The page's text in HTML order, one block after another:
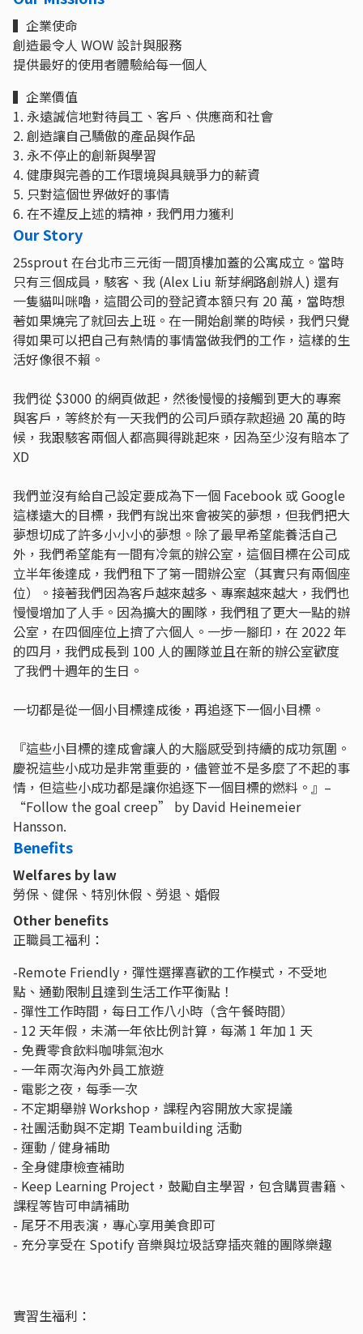
▍企業使命
創造最令人 WOW 設計與服務
提供最好的使用者體驗給每一個人
▍企業價值
1. 永遠誠信地對待員工、客戶、供應商和社會
2. 創造讓自己驕傲的產品與作品
3. 永不停止的創新與學習
4. 健康與完善的工作環境與具競爭力的薪資
5. 只對這個世界做好的事情
6. 在不違反上述的精神，我們用力獲利
Our Story
25sprout 在台北市三元街一間頂樓加蓋的公寓成立。當時
只有三個成員，駭客、我 (Alex Liu 新芽網路創辦人) 還有
一隻貓叫咪嚕，這間公司的登記資本額只有 20 萬，當時想
著如果燒完了就回去上班。在一開始創業的時候，我們只覺
得如果可以把自己有熱情的事情當做我們的工作，這樣的生
活好像很不賴。
我們從 $3000 的網頁做起，然後慢慢的接觸到更大的專案
與客戶，等終於有一天我們的公司戶頭存款超過 20 萬的時
候，我跟駭客兩個人都高興得跳起來，因為至少沒有賠本了
XD
我們並沒有給自己設定要成為下一個 Facebook 或 Google
這樣遠大的目標，我們有說出來會被笑的夢想，但我們把大
夢想切成了許多小小小的夢想。除了最早希望能養活自己
外，我們希望能有一間有冷氣的辦公室，這個目標在公司成
立半年後達成，我們租下了第一間辦公室（其實只有兩個座
位）。接著我們因為客戶越來越多、專案越來越大，我們也
慢慢增加了人手。因為擴大的團隊，我們租了更大一點的辦
公室，在四個座位上擠了六個人。一步一腳印，在 2022 年
的四月，我們成長到 100 人的團隊並且在新的辦公室歡度
了我們十週年的生日。
一切都是從一個小目標達成後，再追逐下一個小目標。
『這些小目標的達成會讓人的大腦感受到持續的成功氛圍。
慶祝這些小成功是非常重要的，儘管並不是多麼了不起的事
情，但這些小成功都是讓你追逐下一個目標的燃料。』–
“Follow the goal creep” by David Heinemeier
Hansson.
Benefits
Welfares by law
勞保、健保、特別休假、勞退、婚假
Other benefits
正職員工福利：
-Remote Friendly，彈性選擇喜歡的工作模式，不受地
點、通勤限制且達到生活工作平衡點！
- 彈性工作時間，每日工作八小時（含午餐時間）
- 12 天年假，未滿一年依比例計算，每滿 1 年加 1 天
- 免費零食飲料咖啡氣泡水
- 一年兩次海內外員工旅遊
- 電影之夜，每季一次
- 不定期舉辦 Workshop，課程內容開放大家提議
- 社團活動與不定期 Teambuilding 活動
- 運動 / 健身補助
- 全身健康檢查補助
- Keep Learning Project，鼓勵自主學習，包含購買書籍、
課程等皆可申請補助
- 尾牙不用表演，專心享用美食即可
- 充分享受在 Spotify 音樂與垃圾話穿插夾雜的團隊樂趣
實習生福利：